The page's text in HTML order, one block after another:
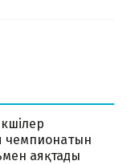
чемпионатын
аяқтады